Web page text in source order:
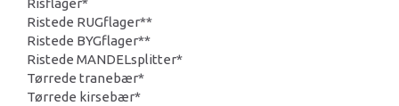
Risflager*
Ristede RUGflager**
Ristede BYGflager**
Ristede MANDELsplitter*
Tørrede tranebær*
Tørrede kirsebær*